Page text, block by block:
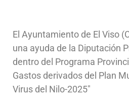
El Ayuntamiento de El Viso
una ayuda de la Diputación
dentro del Programa
Gastos derivados del Plan
Virus del Nilo-2025″